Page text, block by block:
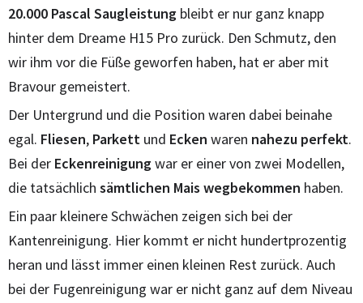
20.000 Pascal Saugleistung bleibt er nur ganz knapp
hinter dem Dreame H15 Pro zurück. Den Schmutz, den
wir ihm vor die Füße geworfen haben, hat er aber mit
Bravour gemeistert.
Der Untergrund und die Position waren dabei beinahe
egal. Fliesen, Parkett und Ecken waren nahezu perfekt.
Bei der Eckenreinigungwar er einer von zwei Modellen,
die tatsächlich sämtlichen Mais wegbekommen haben.
Ein paar kleinere Schwächen zeigen sich bei der
Kantenreinigung. Hier kommt er nicht hundertprozentig
heran und lässt immer einen kleinen Rest zurück. Auch
bei der Fugenreinigung war er nicht ganz auf dem Niveau